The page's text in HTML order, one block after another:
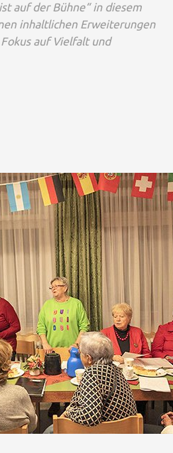
auf der Bühne“ in diesem
inhaltlichen Erweiterungen
auf Vielfalt und